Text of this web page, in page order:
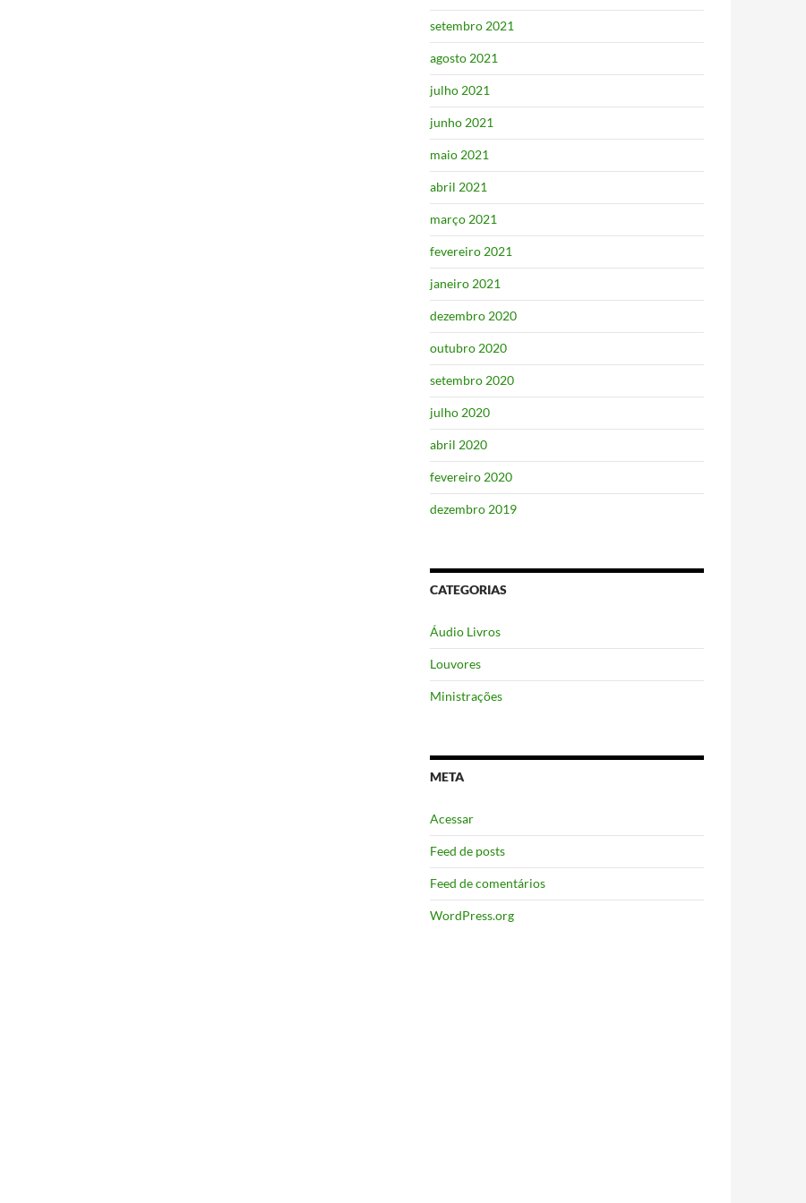
setembro 2021
agosto 2021
julho 2021
junho 2021
maio 2021
abril 2021
março 2021
fevereiro 2021
janeiro 2021
dezembro 2020
outubro 2020
setembro 2020
julho 2020
abril 2020
fevereiro 2020
dezembro 2019
CATEGORIAS
Áudio Livros
Louvores
Ministrações
META
Acessar
Feed de posts
Feed de comentários
WordPress.org